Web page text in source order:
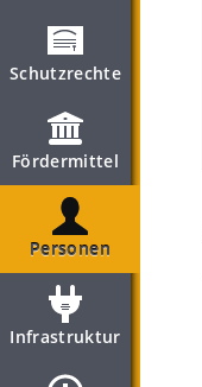
Schutzrechte
Fördermittel
Personen
Infrastruktur